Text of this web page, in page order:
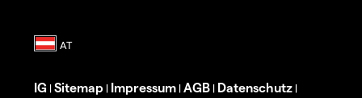
IG | Sitemap | Impressum | AGB | Datenschutz |